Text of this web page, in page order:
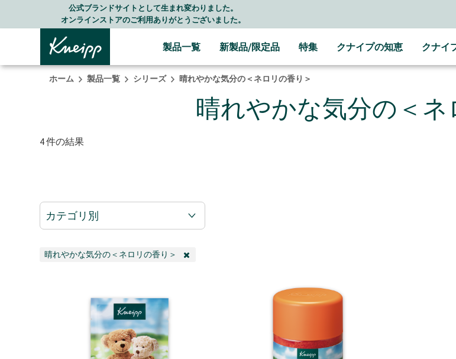
Skip to main content
Skip to footer content公式ブランドサイトとして生まれ変わりました。
オンラインストアのご利用ありがとうございました。
製品一覧 新製品/限定品 特集 クナイプの知恵 クナイ
ホーム 製品一覧 シリーズ 晴れやかな気分の＜ネロリの香り＞
晴れやかな気分の＜ネ
4 件の結果
カテゴリ別
晴れやかな気分の＜ネロリの香り＞